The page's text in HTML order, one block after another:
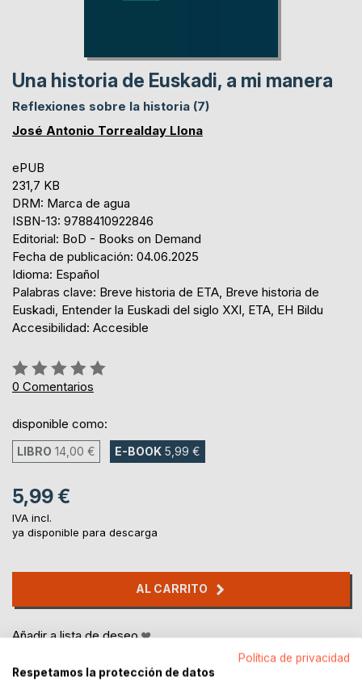
Una historia de Euskadi, a mi manera
Reflexiones sobre la historia (7)
José Antonio Torrealday Llona
ePUB
231,7 KB
DRM: Marca de agua
ISBN-13: 9788410922846
Editorial: BoD - Books on Demand
Fecha de publicación: 04.06.2025
Idioma: Español
Palabras clave: Breve historia de ETA, Breve historia de
Euskadi, Entender la Euskadi del siglo XXI, ETA, EH Bildu
Accesibilidad: Accesible
Rating:
0%
0 Comentarios
disponible como:
LIBRO 14,00 € E-BOOK 5,99 €
5,99 €
IVA incl.
ya disponible para descarga
AL CARRITO
Añadir a lista de deseo
Política de privacidad
Respetamos la protección de datos